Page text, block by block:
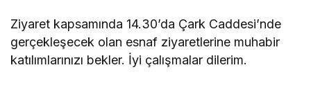
Ziyaret kapsamında 14.30’da Çark Caddesi’nde
gerçekleşecek olan esnaf ziyaretlerine muhabir
katılımlarınızı bekler. İyi çalışmalar dilerim.